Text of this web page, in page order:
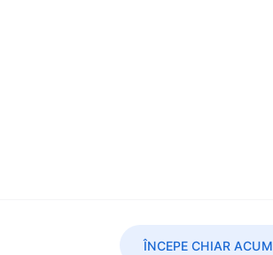
ÎNCEPE CHIAR ACUM